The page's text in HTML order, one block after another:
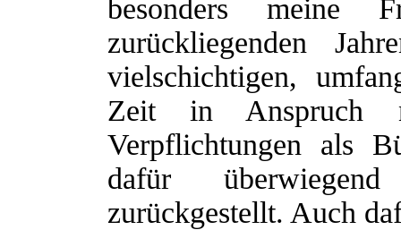
besonders
zurückliegenden
vielschichtigen,
Zeit in Anspruch
Verpflichtungen als
dafür
zurückgestellt. Auch